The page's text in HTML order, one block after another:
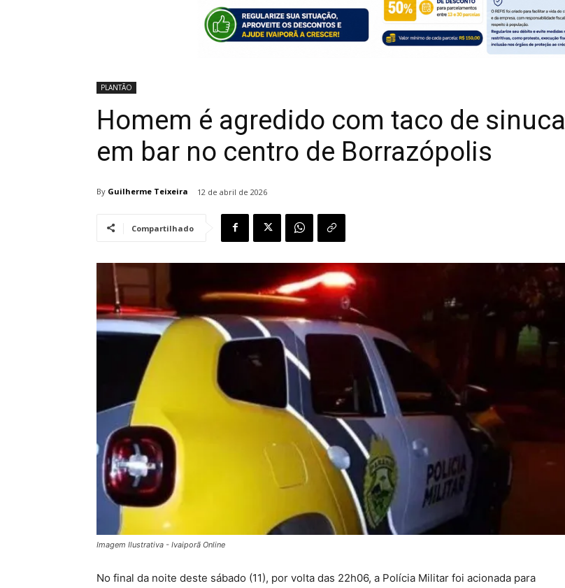
PLANTÃO
Homem é agredido com taco de sinuca
em bar no centro de Borrazópolis
By Guilherme Teixeira 12 de abril de 2026
Compartilhado
Imagem Ilustrativa - Ivaiporã Online
No final da noite deste sábado (11), por volta das 22h06, a Polícia Militar foi acionada para